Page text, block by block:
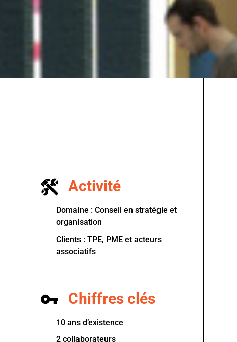
Activité
Domaine : Conseil en stratégie et
organisation
Clients : TPE, PME et acteurs
associatifs
Chiffres clés
10 ans d’existence
2 collaborateurs